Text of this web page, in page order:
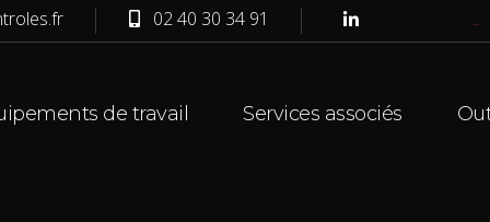
02 40 30 34 91
de travail Services associés